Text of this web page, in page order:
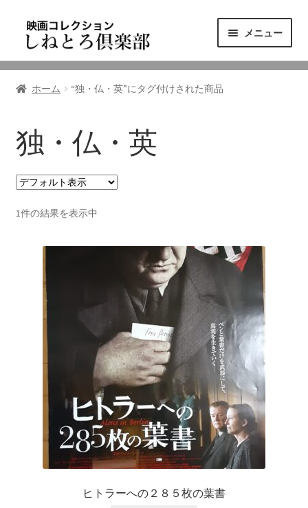
ゲ
シ
ン
へ
キ
プ
テ
ツ
ス
キ
プ
メニュー
ニュース
東三河の映画館
しねとろ倶楽部について
リンクの旅
ホーム “独・仏・英”にタグ付けされた商品
独・仏・英
1件の結果を表示中
ヒトラーへの２８５枚の葉書